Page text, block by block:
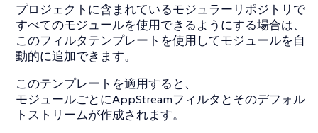
プロジェクトに含まれているモジュラーリポジトリで
すべてのモジュールを使用できるようにする場合は、
このフィルタテンプレートを使用してモジュールを自
動的に追加できます。
このテンプレートを適用すると、
モジュールごとにAppStreamフィルタとそのデフォル
トストリームが作成されます。